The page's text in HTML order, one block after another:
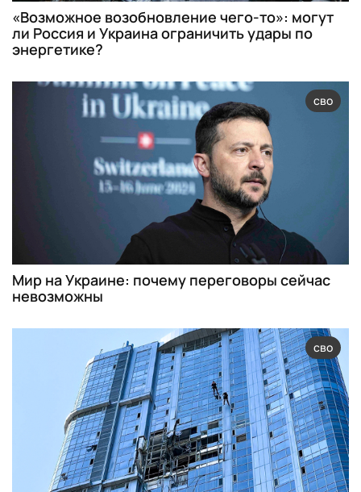
«Возможное возобновление чего-то»: могут
ли Россия и Украина ограничить удары по
энергетике?
сво
Мир на Украине: почему переговоры сейчас
невозможны
сво